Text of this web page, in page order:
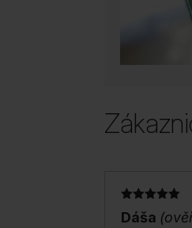
Hodnocení
z 5
Dáša